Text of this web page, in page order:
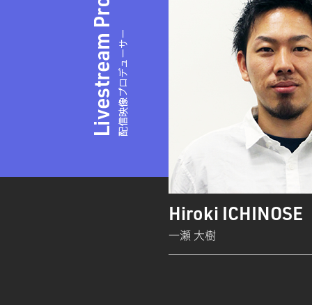
Hiroki ICHINOSE
一瀬 大樹